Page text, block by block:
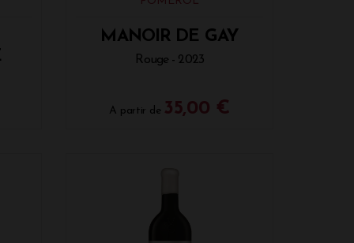
ou le Château L'Évangile. Toutefois,
faire sont également disponibles.
plus connu de Pomerol est le Château
Le vignoble du Château Pétrus
Bordeaux (2016,2020...)
et domaines viticole de
et jusqu'au millésime 2023. De
MANOIR DE GAY
Rouge - 2023
A partir de 35,00 €